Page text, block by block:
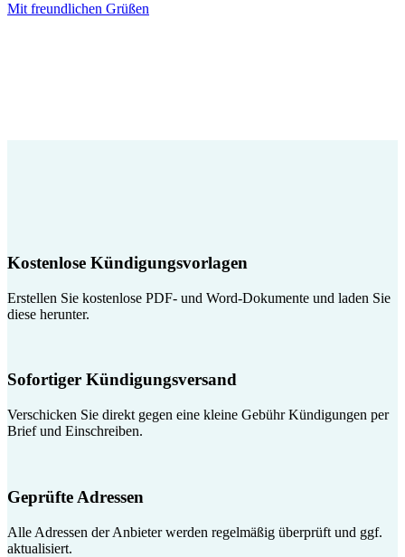
Mit freundlichen Grüßen
Kostenlose Kündigungsvorlagen
Erstellen Sie kostenlose PDF- und Word-Dokumente und laden Sie
diese herunter.
Sofortiger Kündigungsversand
Verschicken Sie direkt gegen eine kleine Gebühr Kündigungen per
Brief und Einschreiben.
Geprüfte Adressen
Alle Adressen der Anbieter werden regelmäßig überprüft und ggf.
aktualisiert.